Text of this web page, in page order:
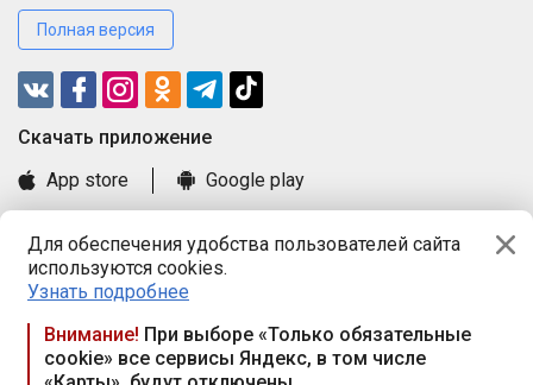
Для обеспечения удобства пользователей сайта
используются cookies.
Узнать подробнее
Внимание! При выборе «Только обязательные
cookie» все сервисы Яндекс, в том числе
Полная версия
Cкачать приложение
App store
Google play
Книга замечаний и предложений
Правила и документы
Praca.by © 2000—2026, ООО «ПРАЦА БАЙ»
Республика Беларусь, 220114, г. Минск, пр-т Независимости
117а, пом. № 9.